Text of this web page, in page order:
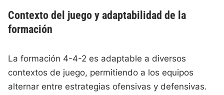
Contexto del juego y adaptabilidad de la
formación
La formación 4-4-2 es adaptable a diversos
contextos de juego, permitiendo a los equipos
alternar entre estrategias ofensivas y defensivas.